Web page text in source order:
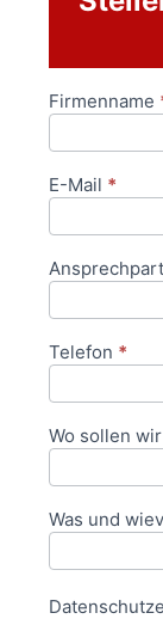
Firmenname
E-Mail *
Telefon *
Wo sollen
Was und